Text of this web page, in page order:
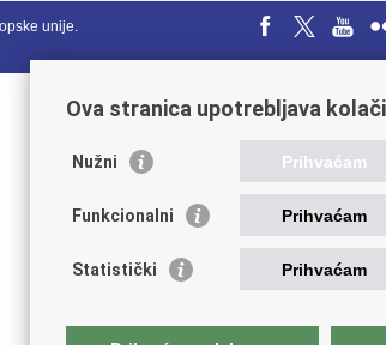
unije.
Ova stranica upotrebljava
Nužni Prihvaćam
Funkcionalni Prihvaćam
Statistički Prihvaćam